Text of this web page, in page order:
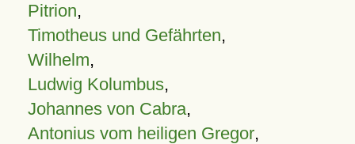
Pitrion,
Timotheus und Gefährten,
Wilhelm,
Ludwig Kolumbus,
Johannes von Cabra,
Antonius vom heiligen Gregor,